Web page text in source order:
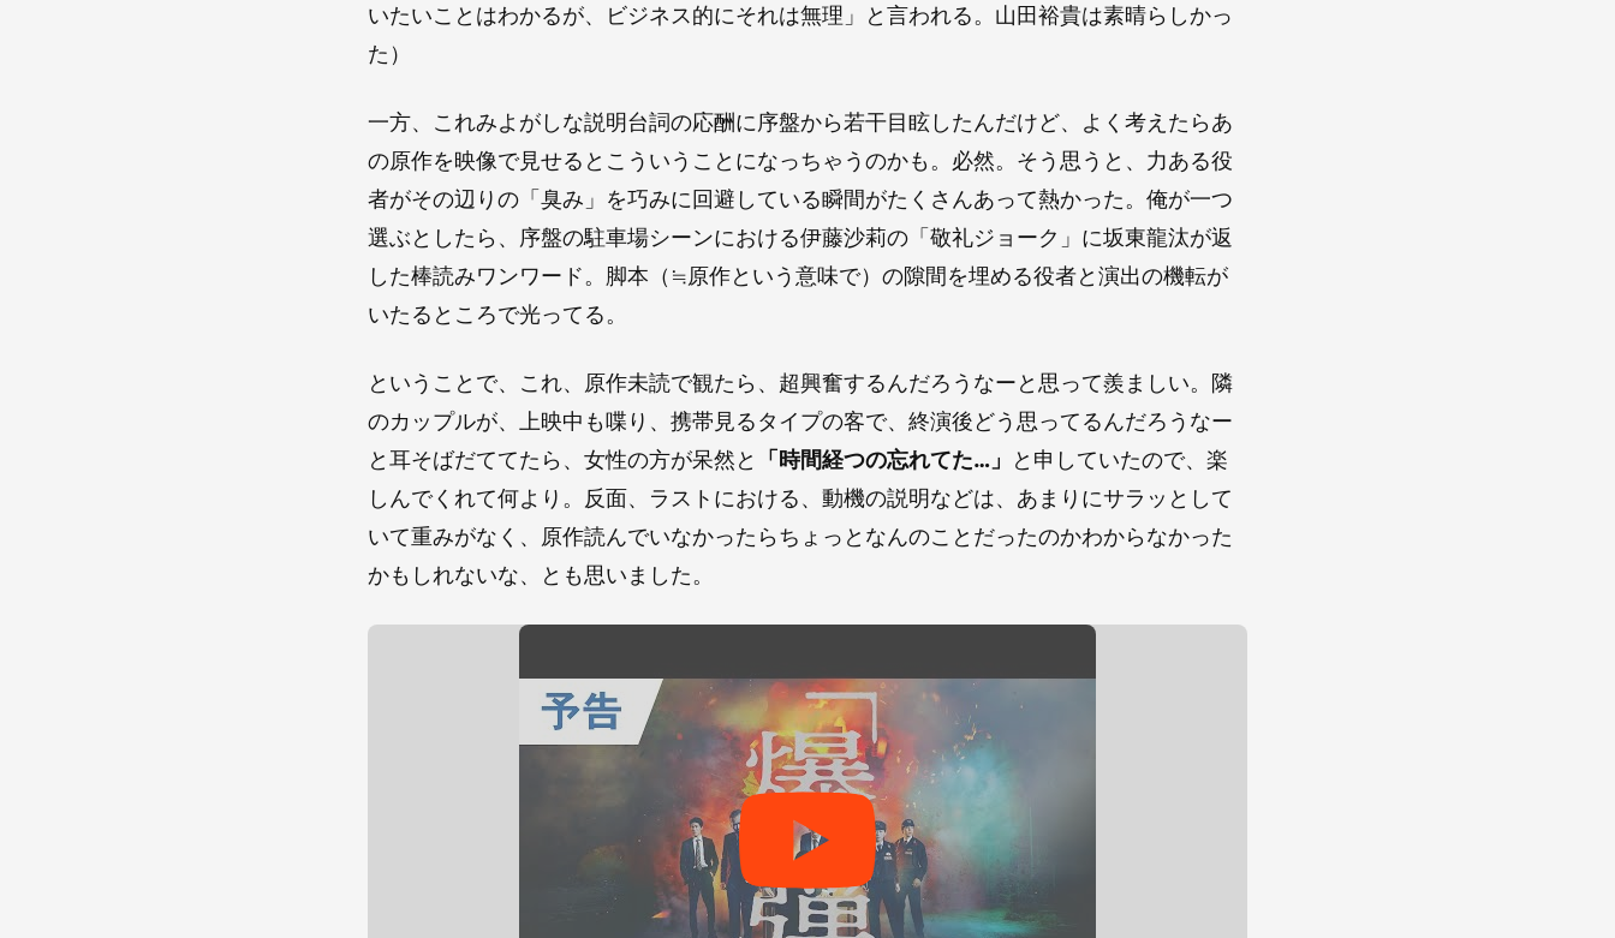
いたいことはわかるが、ビジネス的にそれは無理」と言われる。山田裕貴は素晴らしかっ
た）
一方、これみよがしな説明台詞の応酬に序盤から若干目眩したんだけど、よく考えたらあ
の原作を映像で見せるとこういうことになっちゃうのかも。必然。そう思うと、力ある役
者がその辺りの「臭み」を巧みに回避している瞬間がたくさんあって熱かった。俺が一つ
選ぶとしたら、序盤の駐車場シーンにおける伊藤沙莉の「敬礼ジョーク」に坂東龍汰が返
した棒読みワンワード。脚本（≒原作という意味で）の隙間を埋める役者と演出の機転が
いたるところで光ってる。
ということで、これ、原作未読で観たら、超興奮するんだろうなーと思って羨ましい。隣
のカップルが、上映中も喋り、携帯見るタイプの客で、終演後どう思ってるんだろうなー
と耳そばだててたら、女性の方が呆然と
「時間経つの忘れてた…」
と申していたので、楽
しんでくれて何より。反面、ラストにおける、動機の説明などは、あまりにサラッとして
いて重みがなく、原作読んでいなかったらちょっとなんのことだったのかわからなかった
かもしれないな、とも思いました。